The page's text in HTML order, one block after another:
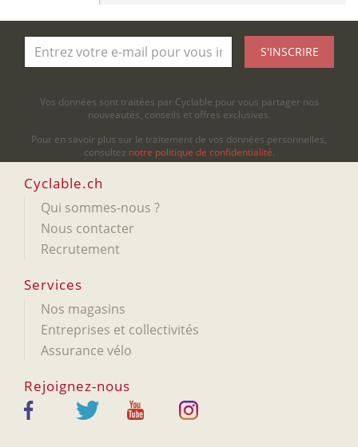
S'INSCRIRE
Vos données sont traitées par Cyclable pour vous partager nos
nouveautés, conseils et offres exclusives.
Pour en savoir plus sur le traitement de vos données personnelles,
consultez notre politique de confidentialité.
Cyclable.ch
Qui sommes-nous ?
Nous contacter
Recrutement
Services
Nos magasins
Entreprises et collectivités
Assurance vélo
Rejoignez-nous